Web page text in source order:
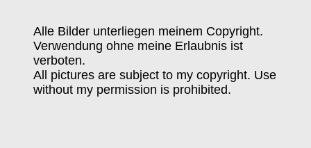
Alle Bilder unterliegen meinem Copyright.
Verwendung ohne meine Erlaubnis ist
verboten.
All pictures are subject to my copyright. Use
without my permission is prohibited.